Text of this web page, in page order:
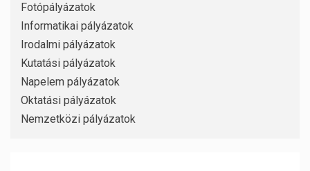
Fotópályázatok
Informatikai pályázatok
Irodalmi pályázatok
Kutatási pályázatok
Napelem pályázatok
Oktatási pályázatok
Nemzetközi pályázatok